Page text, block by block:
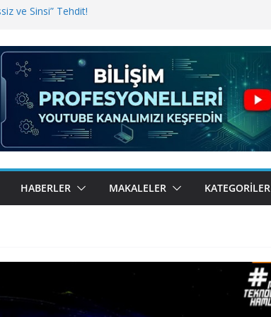
ve Sinsi” Tehdit!
Bugün BulutTahsilat’ta
Kemal Oral Tüm Sorularımızı
HABERLER MAKALELER KATEGORILER